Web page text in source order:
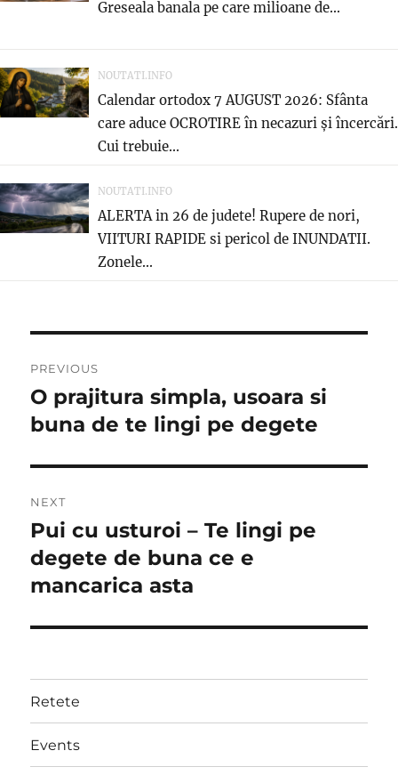
Greseala banala pe care milioane de...
NOUTATI.INFO
Calendar ortodox 7 AUGUST 2026: Sfânta
care aduce OCROTIRE în necazuri și încercări.
Cui trebuie...
NOUTATI.INFO
ALERTA in 26 de judete! Rupere de nori,
VIITURI RAPIDE si pericol de INUNDATII.
Zonele...
navigation
PREVIOUS
Previous
post:
O prajitura simpla, usoara si
buna de te lingi pe degete
NEXT
Next
post:
Pui cu usturoi – Te lingi pe
degete de buna ce e
mancarica asta
Retete
Events